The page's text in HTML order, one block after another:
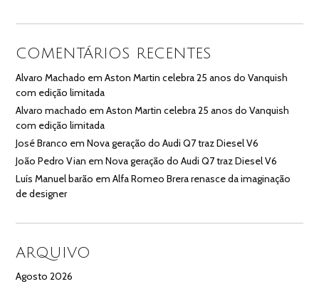
COMENTÁRIOS RECENTES
Alvaro Machado emAston Martin celebra 25 anos do Vanquish
com edição limitada
Alvaro machado emAston Martin celebra 25 anos do Vanquish
com edição limitada
José Branco emNova geração do Audi Q7 traz Diesel V6
João Pedro Vian emNova geração do Audi Q7 traz Diesel V6
Luís Manuel barão emAlfa Romeo Brera renasce da imaginação
de designer
ARQUIVO
Agosto 2026